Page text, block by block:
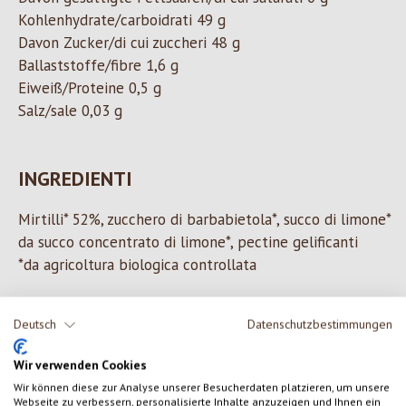
Deutsch Datenschutzbestimmungen
Wir verwenden Cookies
Wir können diese zur Analyse unserer Besucherdaten platzieren, um unsere
Webseite zu verbessern, personalisierte Inhalte anzuzeigen und Ihnen ein
Kohlenhydrate/carboidrati 49 g
Davon Zucker/di cui zuccheri 48 g
Ballaststoffe/fibre 1,6 g
Eiweiß/Proteine 0,5 g
Salz/sale 0,03 g
INGREDIENTI
Mirtilli* 52%, zucchero di barbabietola*, succo di limone*
da succo concentrato di limone*, pectine gelificanti
*da agricoltura biologica controllata
0 di 0 valutazioni
Valutazione media di 0 su 5 stelle
Formula una valutazione!